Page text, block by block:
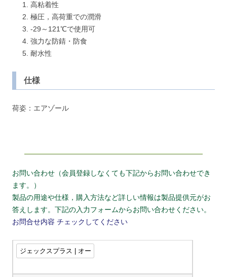
高粘着性
極圧，高荷重での潤滑
-29～121℃で使用可
強力な防錆・防食
耐水性
仕様
荷姿：エアゾール
お問い合わせ（会員登録しなくても下記からお問い合わせでき
ます。）
製品の用途や仕様，購入方法など詳しい情報は製品提供元がお
答えします。下記の入力フォームからお問い合わせください。
お問合せ内容 チェックしてください